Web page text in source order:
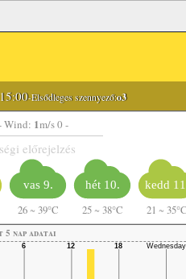
-Elsődleges szennyező:o3
Wind: 1m/s 0 -
előrejelzés
vas 9.
26 ~ 39°C
hét 10.
25 ~ 38°C
kedd
21 ~
nap adatai